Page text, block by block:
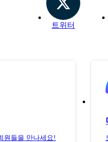
트위터
원들을 만나세요!